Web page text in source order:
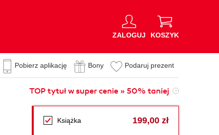
ZALOGUJ KOSZYK
Pobierz aplikację Bony Podaruj prezent
TOP tytuł w super cenie » 50% taniej
Książka 199,00 zł